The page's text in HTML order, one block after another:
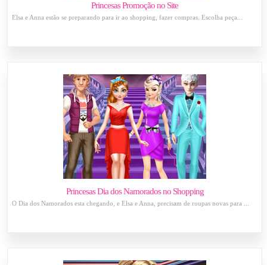
Princesas Promoção no Site
Elsa e Anna estão se preparando para ir ao shopping, fazer compras. Escolha peça...
Princesas Dia dos Namorados no Shopping
O Dia dos Namorados esta chegando, e Elsa e Anna, precisam de roupas novas para ...